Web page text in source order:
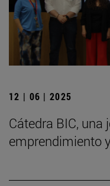
12 | 06 | 2025
Cátedra BIC, una
emprendimiento